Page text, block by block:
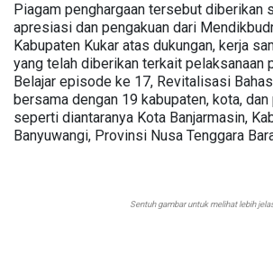
Piagam penghargaan tersebut diberikan
apresiasi dan pengakuan dari
Kabupaten Kukar atas dukungan, kerja
yang telah diberikan terkait pelaksanaan
Belajar episode ke 17, Revitalisasi
bersama dengan 19 kabupaten, kota,
seperti diantaranya Kota Banjarmasin,
Banyuwangi, Provinsi Nusa Tenggara
Sentuh gambar untuk melihat lebih